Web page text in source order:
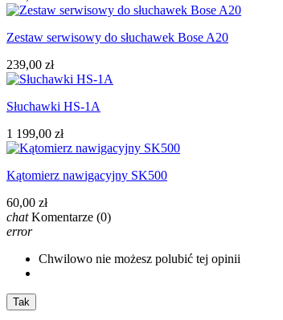
Zestaw serwisowy do słuchawek Bose A20
239,00 zł
Słuchawki HS-1A
1 199,00 zł
Kątomierz nawigacyjny SK500
60,00 zł
chat Komentarze (0)
error
Chwilowo nie możesz polubić tej opinii
Tak